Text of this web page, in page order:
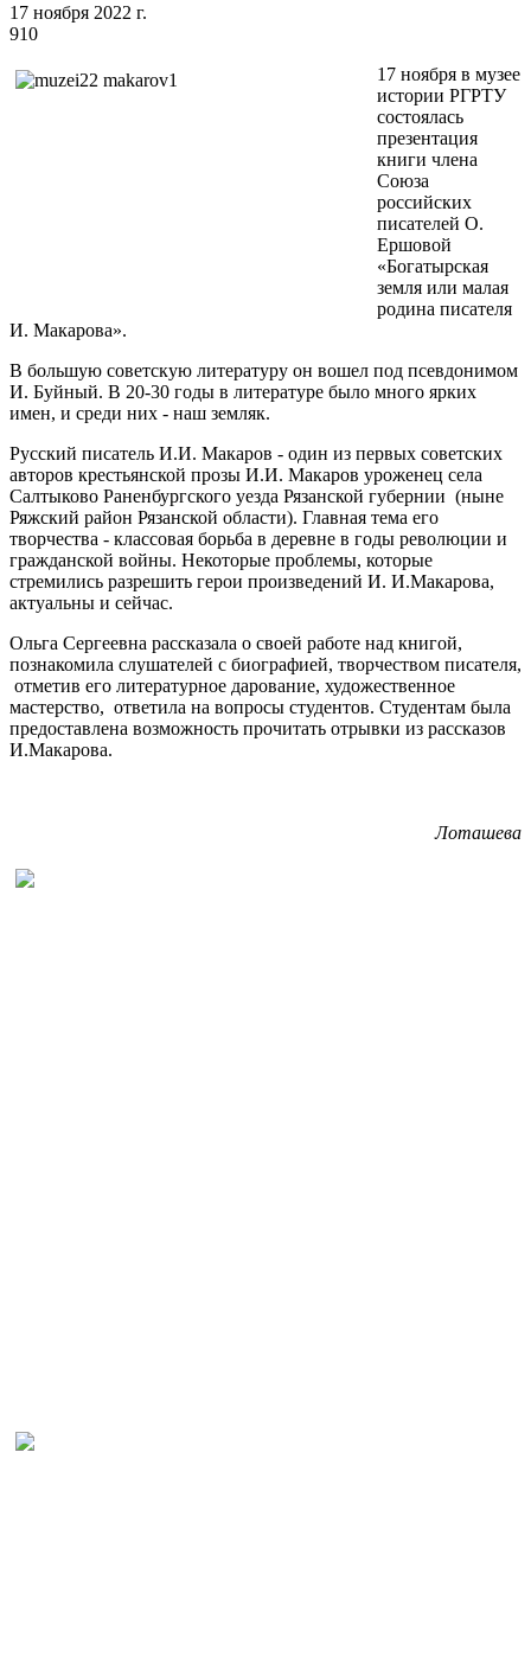
17 ноября 2022 г.
910
17 ноября в музее
истории РГРТУ
состоялась
презентация
книги члена
Союза
российских
писателей О.
Ершовой
«Богатырская
земля или малая
родина писателя
И. Макарова».
В большую советскую литературу он вошел под псевдонимом
И. Буйный. В 20-30 годы в литературе было много ярких
имен, и среди них - наш земляк.
Русский писатель И.И. Макаров - один из первых советских
авторов крестьянской прозы И.И. Макаров уроженец села
Салтыково Раненбургского уезда Рязанской губернии (ныне
Ряжский район Рязанской области). Главная тема его
творчества - классовая борьба в деревне в годы революции и
гражданской войны. Некоторые проблемы, которые
стремились разрешить герои произведений И. И.Макарова,
актуальны и сейчас.
Ольга Сергеевна рассказала о своей работе над книгой,
познакомила слушателей с биографией, творчеством писателя,
отметив его литературное дарование, художественное
мастерство, ответила на вопросы студентов. Студентам была
предоставлена возможность прочитать отрывки из рассказов
И.Макарова.
Лоташева